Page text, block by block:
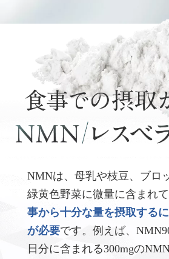
NMNは、母乳や枝豆、ブロ
緑黄色野菜に微量に含まれて
事から十分な量を摂取する
が必要です。例えば、
日分に含まれる300mgの